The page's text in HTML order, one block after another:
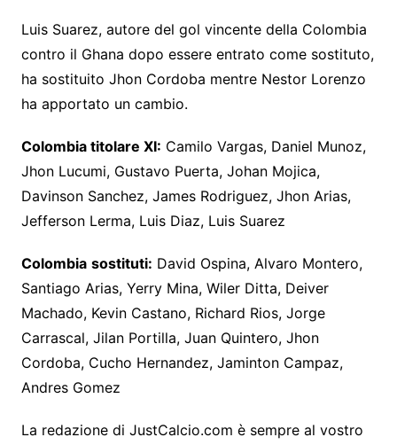
Luis Suarez, autore del gol vincente della Colombia
contro il Ghana dopo essere entrato come sostituto,
ha sostituito Jhon Cordoba mentre Nestor Lorenzo
ha apportato un cambio.
Colombia titolare XI: Camilo Vargas, Daniel Munoz,
Jhon Lucumi, Gustavo Puerta, Johan Mojica,
Davinson Sanchez, James Rodriguez, Jhon Arias,
Jefferson Lerma, Luis Diaz, Luis Suarez
Colombia sostituti: David Ospina, Alvaro Montero,
Santiago Arias, Yerry Mina, Wiler Ditta, Deiver
Machado, Kevin Castano, Richard Rios, Jorge
Carrascal, Jilan Portilla, Juan Quintero, Jhon
Cordoba, Cucho Hernandez, Jaminton Campaz,
Andres Gomez
La redazione di JustCalcio.com è sempre al vostro